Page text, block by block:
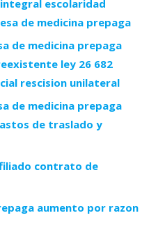
escolaridad
de medicina prepaga
de medicina prepaga
ley 26 682
rescision unilateral
de medicina prepaga
de traslado y
contrato de
aumento por razon